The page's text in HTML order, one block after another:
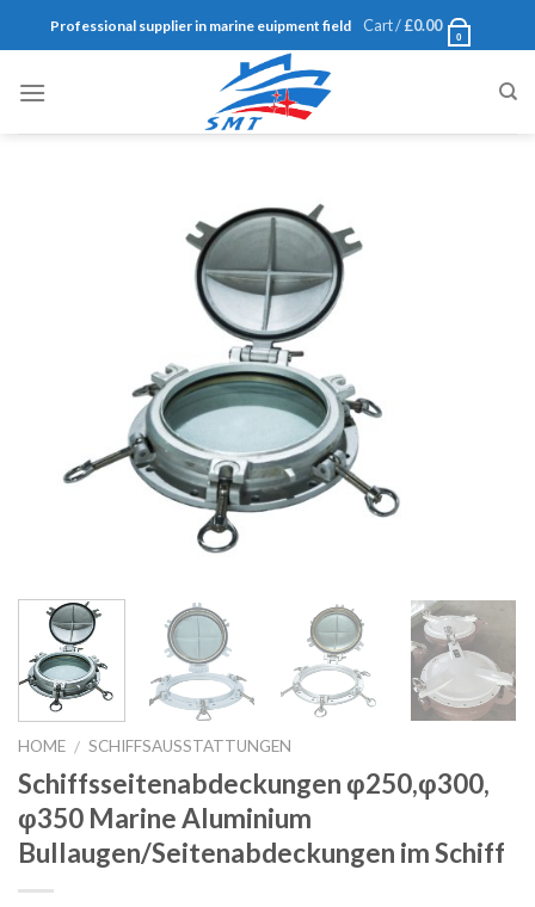
Professional supplier in marine euipment field Cart /£0.00
0
HOME / SCHIFFSAUSSTATTUNGEN
Schiffsseitenabdeckungen φ250,φ300,
φ350 Marine Aluminium
Bullaugen/Seitenabdeckungen im Schiff